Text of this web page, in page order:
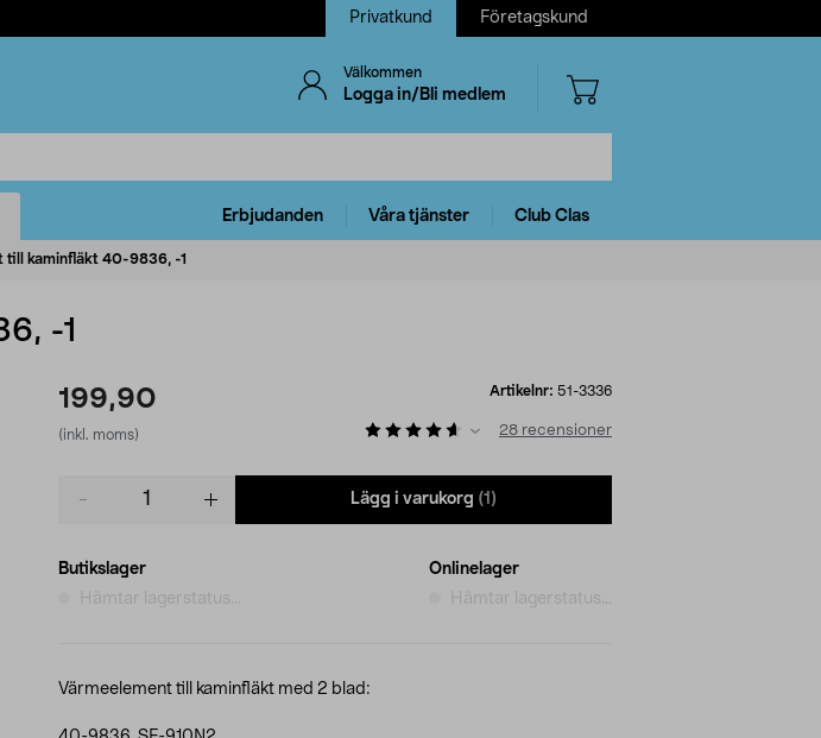
Privatkund Företagskund
Välkommen
Logga in/Bli medlem
Erbjudanden Våra tjänster Club Clas
till kaminfläkt 40-9836, -1
-1
199,90
(inkl. moms)
Artikelnr: 51-3336
28 recensioner
Lägg i varukorg (1)
Butikslager
Hämtar lagerstatus...
Onlinelager
Hämtar lagerstatus...
Värmeelement till kaminfläkt med 2 blad: